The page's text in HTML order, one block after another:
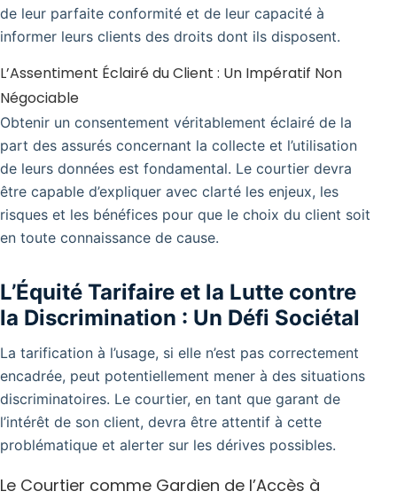
de leur parfaite conformité et de leur capacité à
informer leurs clients des droits dont ils disposent.
L’Assentiment Éclairé du Client : Un Impératif Non
Négociable
Obtenir un consentement véritablement éclairé de la
part des assurés concernant la collecte et l’utilisation
de leurs données est fondamental. Le courtier devra
être capable d’expliquer avec clarté les enjeux, les
risques et les bénéfices pour que le choix du client soit
en toute connaissance de cause.
L’Équité Tarifaire et la Lutte contre
la Discrimination : Un Défi Sociétal
La tarification à l’usage, si elle n’est pas correctement
encadrée, peut potentiellement mener à des situations
discriminatoires. Le courtier, en tant que garant de
l’intérêt de son client, devra être attentif à cette
problématique et alerter sur les dérives possibles.
Le Courtier comme Gardien de l’Accès à